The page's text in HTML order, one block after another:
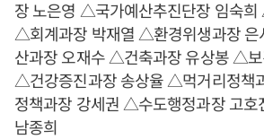
장 노은영 △국가예산추진단장 임숙
△회계과장 박재열 △환경위생과장
산과장 오재수 △건축과장 유상봉 △
△건강증진과장 송상율 △먹거리정책
정책과장 강세권 △수도행정과장 고
남종희